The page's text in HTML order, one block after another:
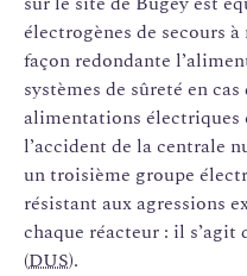
électrogènes de secours
façon redondante
systèmes de sûreté en
alimentations électriques
l’accident de la centrale
un troisième groupe
résistant aux agressions
chaque réacteur : il s’agit
(DUS).